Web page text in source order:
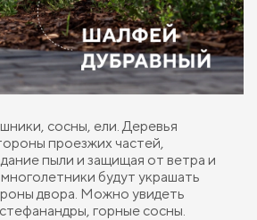
сосны, ели. Деревья
проезжих частей,
пыли и защищая от ветра и
будут украшать
двора. Можно увидеть
горные сосны.